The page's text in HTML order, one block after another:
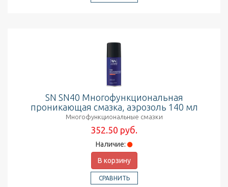
SN SN40 Многофункциональная
проникающая смазка, аэрозоль 140 мл
Многофункциональные смазки
352.50 руб.
Наличие:
В корзину
СРАВНИТЬ